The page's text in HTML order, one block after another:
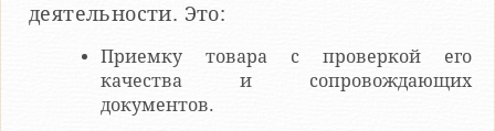
деятельности. Это:
Приемку товара с проверкой его
качества и сопровождающих
документов.